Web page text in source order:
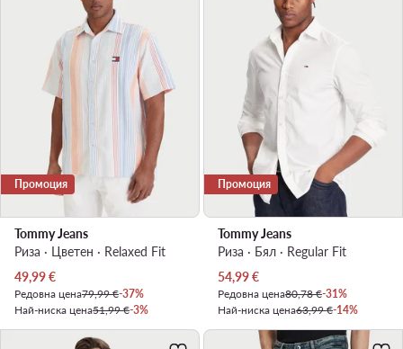
Промоция
Tommy Jeans
Риза · Цветен · Relaxed Fit
Актуална цена
49,99€
Редовна цена79,99 €-37%
Най-ниска цена51,99 €-3%
Промоция
Tommy Jeans
Риза · Бял · Regular Fit
Актуална цена
54,99€
Редовна цена80,78 €-31%
Най-ниска цена63,99 €-14%